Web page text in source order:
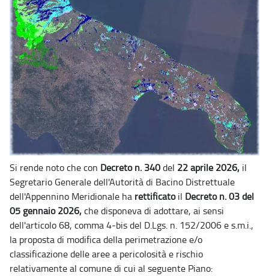
Si rende noto che con Decreto n. 340del 22 aprile 2026, il
Segretario Generale dell'Autorità di Bacino Distrettuale
dell'Appennino Meridionale ha rettificatoil Decreto n. 03 del
05 gennaio 2026,che disponeva di adottare, ai sensi
dell'articolo 68, comma 4-bis del D.Lgs. n. 152/2006 e s.m.i.,
la proposta di modifica della perimetrazione e/o
classificazione delle aree a pericolosità e rischio
relativamente al comune di cui al seguente Piano: